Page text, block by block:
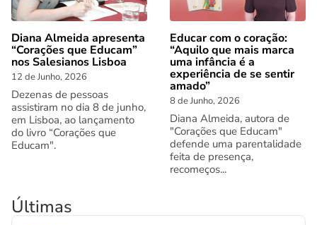
Diana Almeida apresenta
“Corações que Educam”
nos Salesianos Lisboa
12 de Junho, 2026
Dezenas de pessoas
assistiram no dia 8 de junho,
em Lisboa, ao lançamento
do livro “Corações que
Educam".
Educar com o coração:
“Aquilo que mais marca
uma infância é a
experiência de se sentir
amado”
8 de Junho, 2026
Diana Almeida, autora de
"Corações que Educam"
defende uma parentalidade
feita de presença,
recomeços...
Últimas